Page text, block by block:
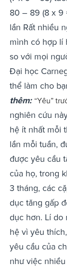
80 – 89 (8 x 9
lần Rất nhiều
mình có hợp lí
so với mọi
Đại học
thể làm cho
thêm: “Yêu”
nghiên cứu
hệ ít nhất mỗi
lần mỗi tuần,
được yêu cầu
của họ, trong
3 tháng, các
dục tăng gấp
dục hơn. Lí do
hệ vì yêu
yêu cầu của
như việc